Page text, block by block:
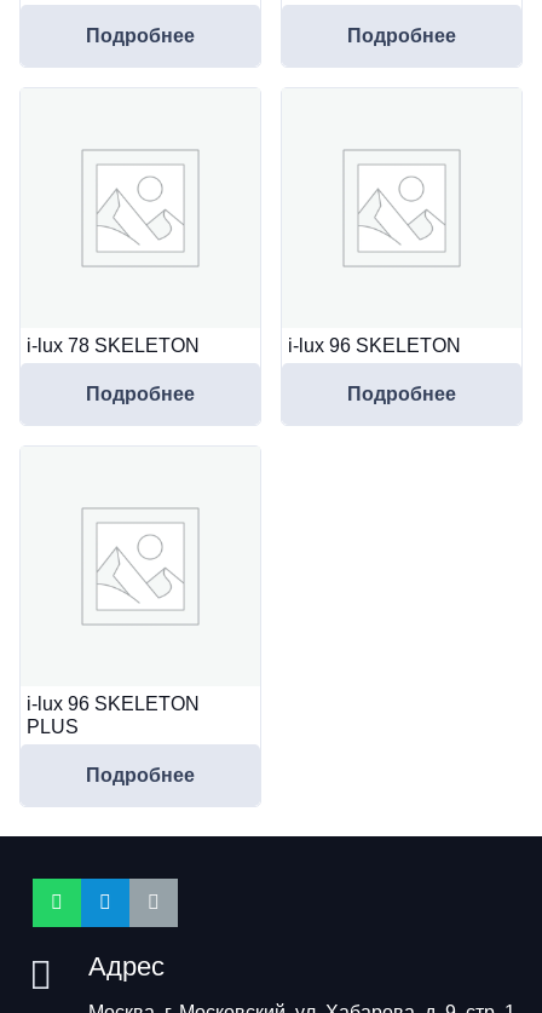
Подробнее Подробнее
i-lux 78 SKELETON
Подробнее
i-lux 96 SKELETON
Подробнее
i-lux 96 SKELETON
PLUS
Подробнее
Адрес